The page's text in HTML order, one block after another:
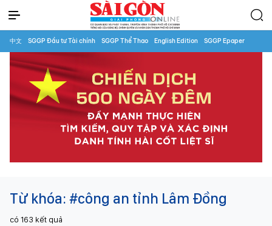
中文 SGGP Đầu tư Tài chính SGGP Thể Thao English Edition SGGP Epaper
Từ khóa: #công an tỉnh Lâm Đồng
có 163 kết quả